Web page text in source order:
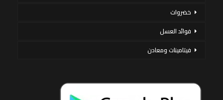
خضروات
فوائد العسل
فيتامينات ومعادن